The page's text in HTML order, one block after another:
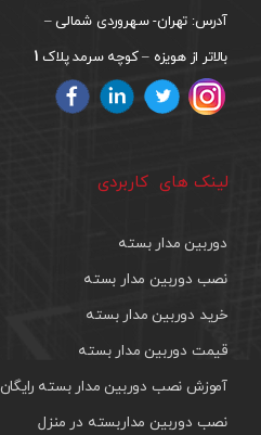
آدرس: تهران- سهروردی شمالی –
بالاتر از هویزه – کوچه سرمد پلاک 1
لینک های کاربردی
دوربین مدار بسته
نصب دوربین مدار بسته
خرید دوربین مدار بسته
قیمت دوربین مدار بسته
آموزش نصب دوربین مدار بسته رایگان
نصب دوربین مداربسته در منزل